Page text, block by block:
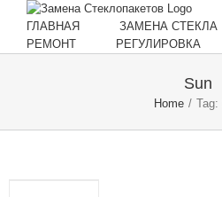
content
ГЛАВНАЯ ЗАМЕНА СТЕКЛА
РЕМОНТ
РЕГУЛИРОВКА
Sun
Home / Tag: